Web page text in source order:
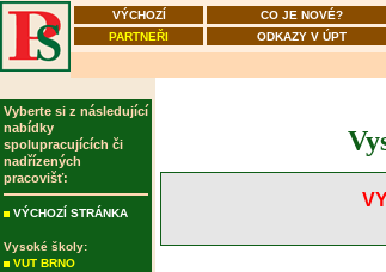
VÝCHOZÍ CO JE NOVÉ?
PARTNEŘI
ODKAZY V ÚPT
Vyberte si z následující
nabídky
spolupracujících či
nadřízených
pracovišť:
VÝCHOZÍ STRÁNKA
Vysoké školy:
VUT BRNO